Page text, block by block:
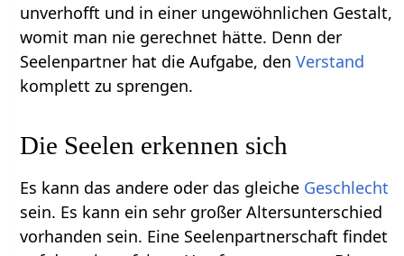
unverhofft und in einer ungewöhnlichen Gestalt,
womit man nie gerechnet hätte. Denn der
Seelenpartner hat die Aufgabe, denVerstand
komplett zu sprengen.
Die Seelen erkennen sich
Es kann das andere oder das gleiche Geschlecht
sein. Es kann ein sehr großer Altersunterschied
vorhanden sein. Eine Seelenpartnerschaft findet